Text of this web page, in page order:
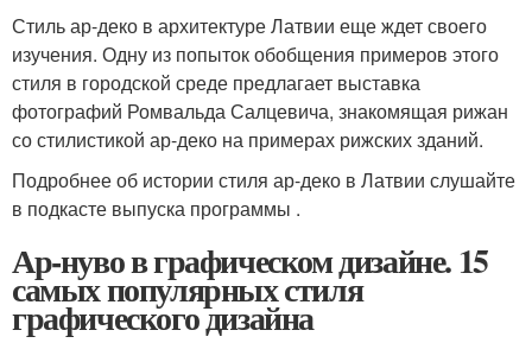
Стиль ар-деко в архитектуре Латвии еще ждет своего
изучения. Одну из попыток обобщения примеров этого
стиля в городской среде предлагает выставка
фотографий Ромвальда Салцевича, знакомящая рижан
со стилистикой ар-деко на примерах рижских зданий.
Подробнее об истории стиля ар-деко в Латвии слушайте
в подкасте выпуска программы .
Ар-нуво в графическом дизайне. 15
самых популярных стиля
графического дизайна